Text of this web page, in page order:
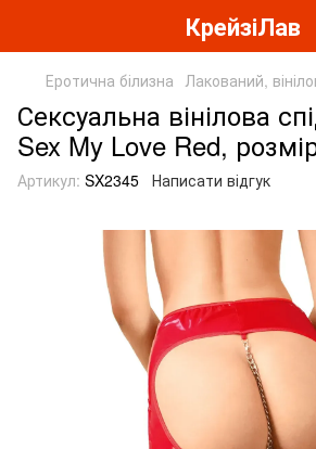
КрейзіЛав
Еротична білизна Лакований,
Сексуальна вінілова
Sex My Love Red,
Артикул: SX2345 Написати відгук